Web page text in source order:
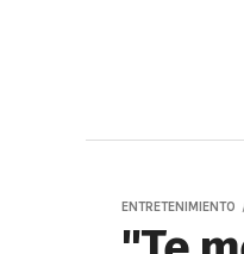
ENTRETENIMIENTO